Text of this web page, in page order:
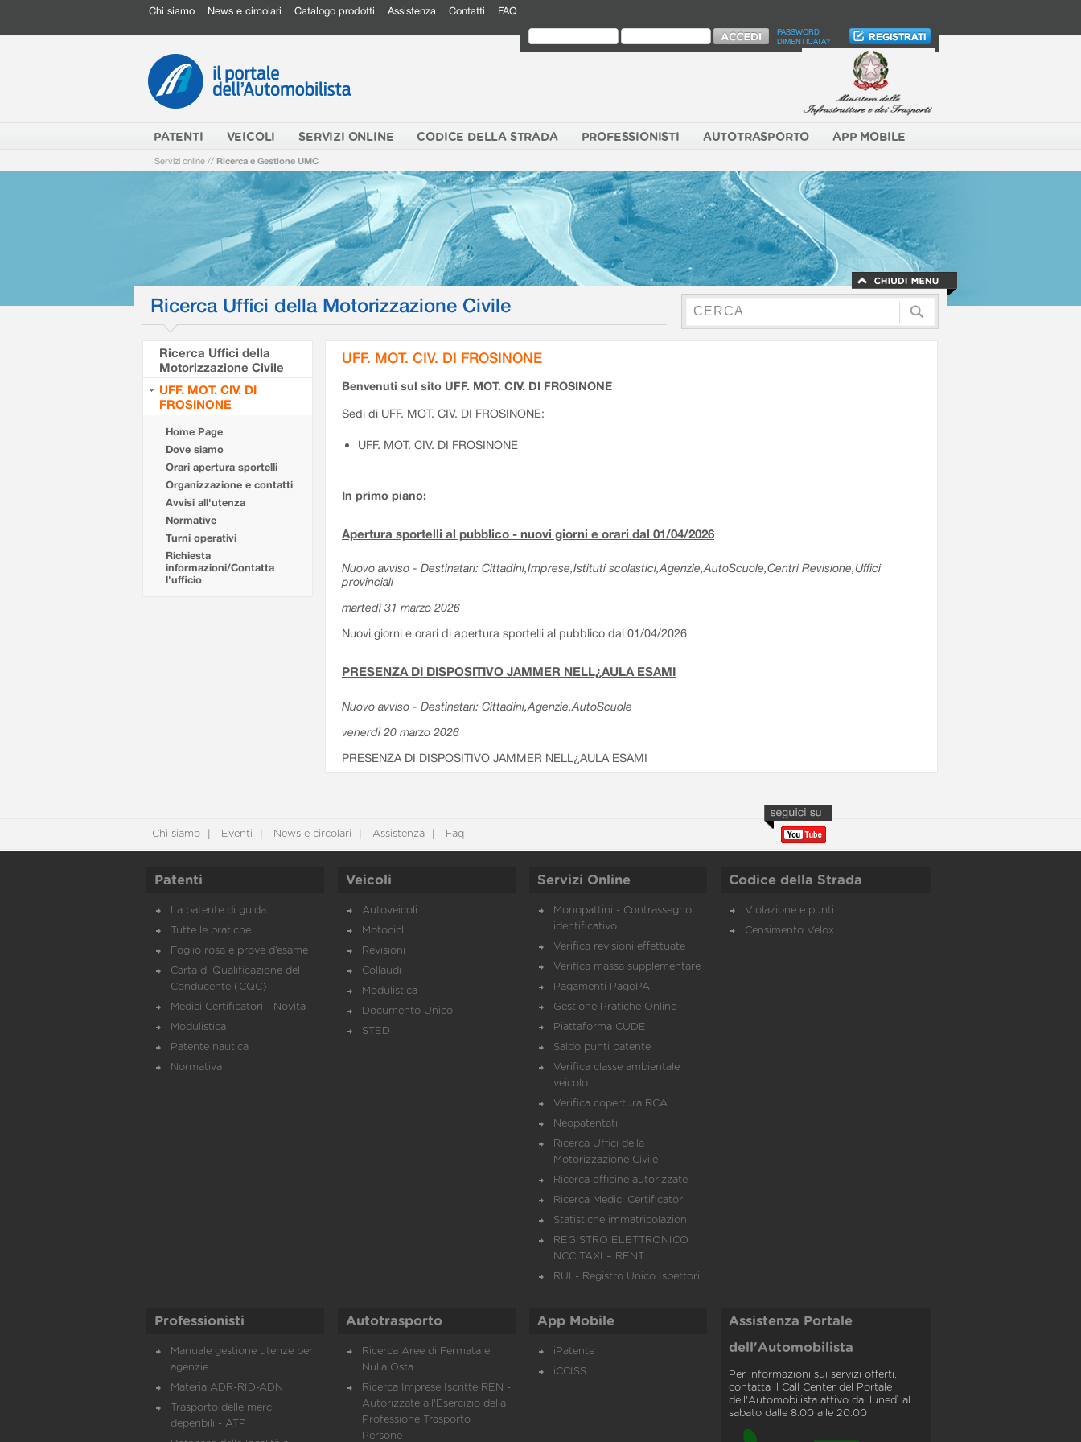
Chi siamo News e circolari Catalogo prodotti Assistenza Contatti FAQ
PASSWORD
DIMENTICATA?
PATENTI VEICOLI SERVIZI ONLINE CODICE DELLA STRADA PROFESSIONISTI AUTOTRASPORTO APP MOBILE
Servizi online // Ricerca e Gestione UMC
Ricerca Uffici della Motorizzazione Civile
Ricerca Uffici della
Motorizzazione Civile
UFF. MOT. CIV. DI
FROSINONE
Home Page
Dove siamo
Orari apertura sportelli
Organizzazione e contatti
Avvisi all'utenza
Normative
Turni operativi
Richiesta
informazioni/Contatta
l'ufficio
UFF. MOT. CIV. DI FROSINONE
Benvenuti sul sito UFF. MOT. CIV. DI FROSINONE
Sedi di UFF. MOT. CIV. DI FROSINONE:
UFF. MOT. CIV. DI FROSINONE
In primo piano:
Apertura sportelli al pubblico - nuovi giorni e orari dal 01/04/2026
Nuovo avviso - Destinatari: Cittadini,Imprese,Istituti scolastici,Agenzie,AutoScuole,Centri Revisione,Uffici
provinciali
martedì 31 marzo 2026
Nuovi giorni e orari di apertura sportelli al pubblico dal 01/04/2026
PRESENZA DI DISPOSITIVO JAMMER NELL¿AULA ESAMI
Nuovo avviso - Destinatari: Cittadini,Agenzie,AutoScuole
venerdì 20 marzo 2026
PRESENZA DI DISPOSITIVO JAMMER NELL¿AULA ESAMI
Chi siamo Eventi News e circolari Assistenza Faq
Patenti
La patente di guida
Tutte le pratiche
Foglio rosa e prove d’esame
Carta di Qualificazione del
Conducente (CQC)
Medici Certificatori - Novità
Modulistica
Patente nautica
Normativa
Veicoli
Autoveicoli
Motocicli
Revisioni
Collaudi
Modulistica
Documento Unico
STED
Servizi Online
Monopattini - Contrassegno
identificativo
Verifica revisioni effettuate
Verifica massa supplementare
Pagamenti PagoPA
Gestione Pratiche Online
Piattaforma CUDE
Saldo punti patente
Verifica classe ambientale
veicolo
Verifica copertura RCA
Neopatentati
Ricerca Uffici della
Motorizzazione Civile
Ricerca officine autorizzate
Ricerca Medici Certificatori
Statistiche immatricolazioni
REGISTRO ELETTRONICO
NCC TAXI – RENT
RUI - Registro Unico Ispettori
Codice della Strada
Violazione e punti
Censimento Velox
Professionisti
Manuale gestione utenze per
agenzie
Materia ADR-RID-ADN
Trasporto delle merci
deperibili - ATP
Autotrasporto
Ricerca Aree di Fermata e
Nulla Osta
Ricerca Imprese Iscritte REN -
Autorizzate all'Esercizio della
Professione Trasporto
Persone
App Mobile
iPatente
iCCISS
Assistenza Portale
dell'Automobilista
Per informazioni sui servizi offerti,
contatta il Call Center del Portale
dell'Automobilista attivo dal lunedì al
sabato dalle 8.00 alle 20.00